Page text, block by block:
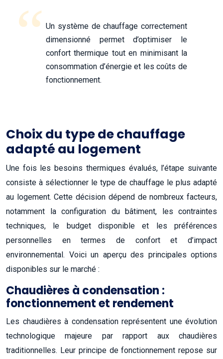
Un système de chauffage correctement
dimensionné permet d’optimiser le
confort thermique tout en minimisant la
consommation d’énergie et les coûts de
fonctionnement.
Choix du type de chauffage
adapté au logement
Une fois les besoins thermiques évalués, l’étape suivante
consiste à sélectionner le type de chauffage le plus adapté
au logement. Cette décision dépend de nombreux facteurs,
notamment la configuration du bâtiment, les contraintes
techniques, le budget disponible et les préférences
personnelles en termes de confort et d’impact
environnemental. Voici un aperçu des principales options
disponibles sur le marché :
Chaudières à condensation :
fonctionnement et rendement
Les chaudières à condensation représentent une évolution
technologique majeure par rapport aux chaudières
traditionnelles. Leur principe de fonctionnement repose sur